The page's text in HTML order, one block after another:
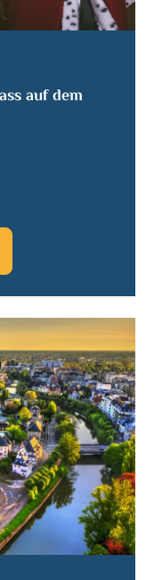
auf dem